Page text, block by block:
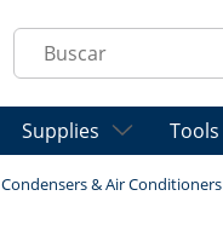
Site Search
Supplies Tools
Condensers & Air Conditioners